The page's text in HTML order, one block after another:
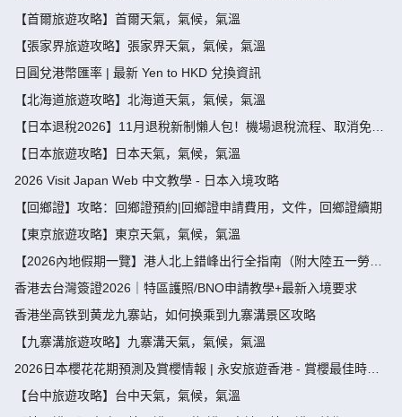
【首爾旅遊攻略】首爾天氣，氣候，氣溫
【張家界旅遊攻略】張家界天氣，氣候，氣溫
日圓兌港幣匯率 | 最新 Yen to HKD 兌換資訊
【北海道旅遊攻略】北海道天氣，氣候，氣溫
【日本退稅2026】11月退稅新制懶人包！機場退稅流程、取消免稅
袋及限額全攻略 - 永安旅遊
【日本旅遊攻略】日本天氣，氣候，氣溫
2026 Visit Japan Web 中文教學 - 日本入境攻略
【回鄉證】攻略：回鄉證預約|回鄉證申請費用，文件，回鄉證續期
【東京旅遊攻略】東京天氣，氣候，氣溫
【2026內地假期一覽】港人北上錯峰出行全指南（附大陸五一勞動
節，端午節假期攻略）
香港去台灣簽證2026｜特區護照/BNO申請教學+最新入境要求
香港坐高铁到黄龙九寨站，如何换乘到九寨溝景区攻略
【九寨溝旅遊攻略】九寨溝天氣，氣候，氣溫
2026日本櫻花花期預測及賞櫻情報 | 永安旅遊香港 - 賞櫻最佳時
間、地點推薦
【台中旅遊攻略】台中天氣，氣候，氣溫